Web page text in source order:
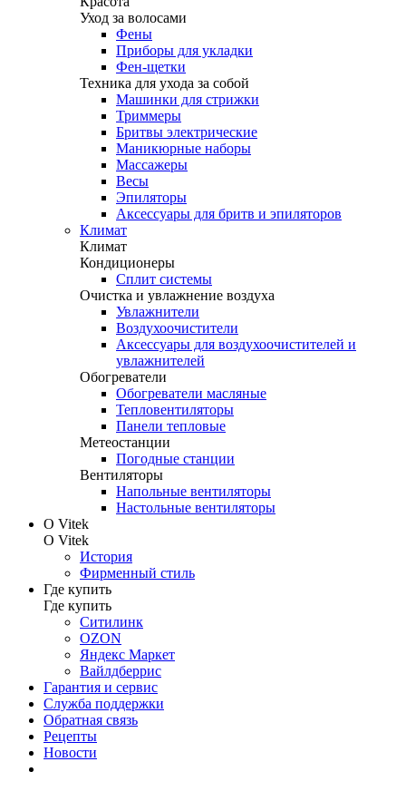
Уход за волосами
Фены
Приборы для укладки
Фен-щетки
Техника для ухода за собой
Машинки для стрижки
Триммеры
Бритвы электрические
Маникюрные наборы
Массажеры
Весы
Эпиляторы
Аксессуары для бритв и эпиляторов
Климат
Климат
Кондиционеры
Сплит системы
Очистка и увлажнение воздуха
Увлажнители
Воздухоочистители
Аксессуары для воздухоочистителей и
увлажнителей
Обогреватели
Обогреватели масляные
Тепловентиляторы
Панели тепловые
Метеостанции
Погодные станции
Вентиляторы
Напольные вентиляторы
Настольные вентиляторы
О Vitek
О Vitek
История
Фирменный стиль
Где купить
Где купить
Ситилинк
OZON
Яндекс Маркет
Вайлдберрис
Гарантия и сервис
Служба поддержки
Обратная связь
Рецепты
Новости